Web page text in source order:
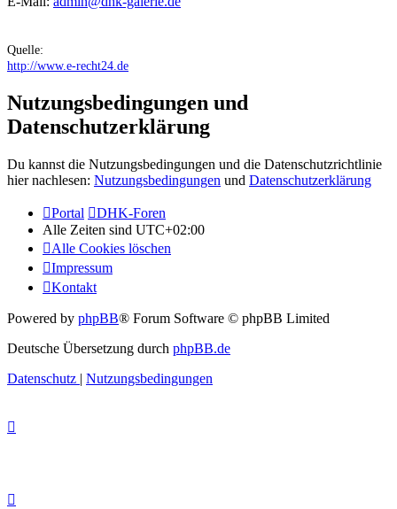
Quelle:
http://www.e-recht24.de
Nutzungsbedingungen und
Datenschutzerklärung
Du kannst die Nutzungsbedingungen und die Datenschutzrichtlinie
hier nachlesen: Nutzungsbedingungen und Datenschutzerklärung
Portal
DHK-Foren
Alle Zeiten sind UTC+02:00
Alle Cookies löschen
Impressum
Kontakt
Powered by phpBB® Forum Software © phpBB Limited
Deutsche Übersetzung durch phpBB.de
Datenschutz | Nutzungsbedingungen